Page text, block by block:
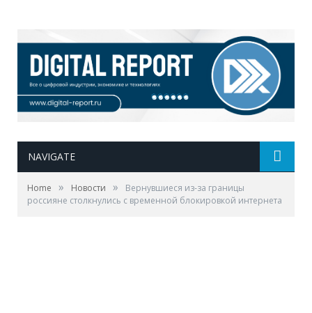
NAVIGATE
Home » Новости »
Вернувшиеся из-за границы
россияне столкнулись с временной блокировкой интернета